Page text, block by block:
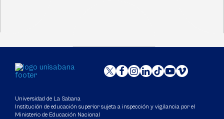
Universidad de La Sabana
Institución de educación superior sujeta a inspección y vigilancia por el
Ministerio de Educación Nacional